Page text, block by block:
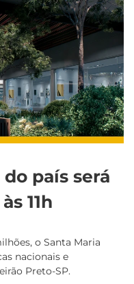
país será
11h
o Santa Maria
nacionais e
Preto-SP.